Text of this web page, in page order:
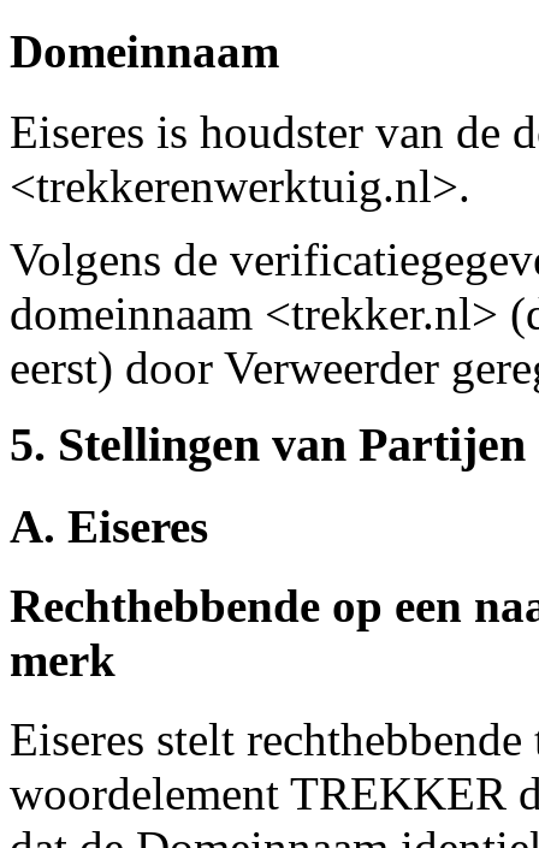
Domeinnaam
Eiseres is houdster van de
<trekkerenwerktuig.nl>.
Volgens de
domeinnaam <trekker.nl>
eerst) door Verweerder
5. Stellingen van Partijen
A. Eiseres
Rechthebbende op een
merk
Eiseres stelt
woordelement TREKKER